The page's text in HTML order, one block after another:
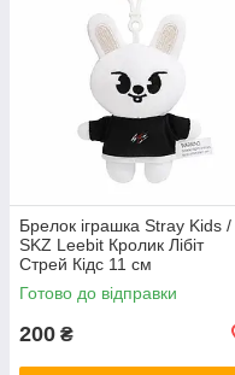
Брелок іграшка Stray Kids /
SKZ Leebit Кролик Лібіт
Стрей Кідс 11 см
Готово до відправки
200 ₴